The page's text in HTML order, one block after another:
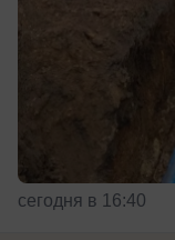
сегодня в 16:40